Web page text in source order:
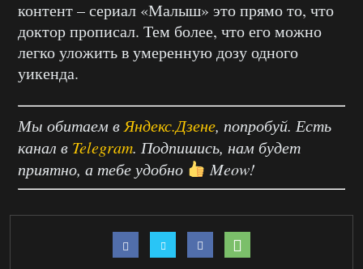
контент – сериал «Малыш» это прямо то, что
доктор прописал. Тем более, что его можно
легко уложить в умеренную дозу одного
уикенда.
Мы обитаем в Яндекс.Дзене, попробуй. Есть
канал в Telegram. Подпишись, нам будет
приятно, а тебе удобно
Meow!